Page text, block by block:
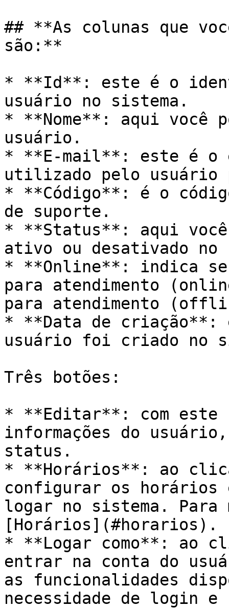
## **As colunas que
são:**
* **Id**: este é o
usuário no sistema.
* **Nome**: aqui você
usuário.
* **E-mail**: este é o
utilizado pelo usuário
* **Código**: é o
de suporte.
* **Status**: aqui
ativo ou desativado no
* **Online**: indica
para atendimento
para atendimento
* **Data de criação**:
usuário foi criado no
Três botões:
* **Editar**: com este
informações do
status.
* **Horários**: ao
configurar os horários
logar no sistema. Para
[Horários](#horarios).
* **Logar como**: ao
entrar na conta do
as funcionalidades
necessidade de login e